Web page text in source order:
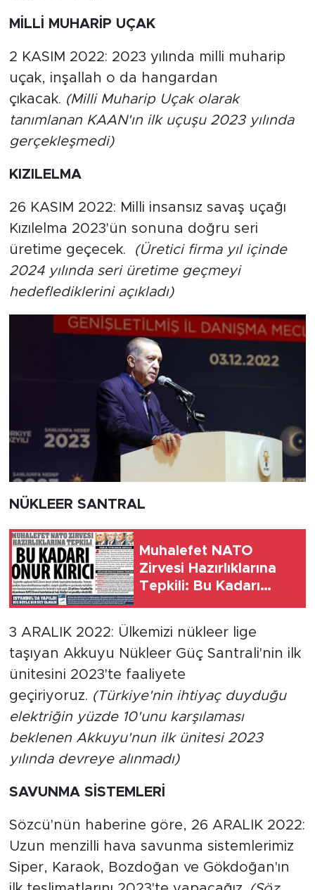
MİLLİ MUHARİP UÇAK
2 KASIM 2022: 2023 yılında milli muharip
uçak, inşallah o da hangardan
çıkacak. (Milli Muharip Uçak olarak
tanımlanan KAAN'ın ilk uçuşu 2023 yılında
gerçekleşmedi)
KIZILELMA
26 KASIM 2022: Milli insansız savaş uçağı
Kızılelma 2023'ün sonuna doğru seri
üretime geçecek.
(Üretici firma yıl içinde
2024 yılında seri üretime geçmeyi
hedeflediklerini açıkladı)
NÜKLEER SANTRAL
Muhalefet NATO
Zirvesi Hazırlıklarına
Tepkili: Bu Kadarı
Hayat Adeta
Durduruldu
3 ARALIK 2022: Ülkemizi nükleer lige
taşıyan Akkuyu Nükleer Güç Santrali'nin ilk
ünitesini 2023'te faaliyete
geçiriyoruz. (Türkiye'nin ihtiyaç duyduğu
elektriğin yüzde 10'unu karşılaması
beklenen Akkuyu'nun ilk ünitesi 2023
yılında devreye alınmadı)
SAVUNMA SİSTEMLERİ
Sözcü'nün haberine göre, 26 ARALIK 2022:
Uzun menzilli hava savunma sistemlerimiz
Siper, Karaok, Bozdoğan ve Gökdoğan'ın